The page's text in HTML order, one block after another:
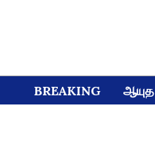
BREAKING ஆயுத